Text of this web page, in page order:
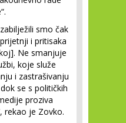
smo čak
i pritisaka
Ne smanjuje
koje služe
i zastrašivanju
se s političkih
proziva
rekao je Zovko.